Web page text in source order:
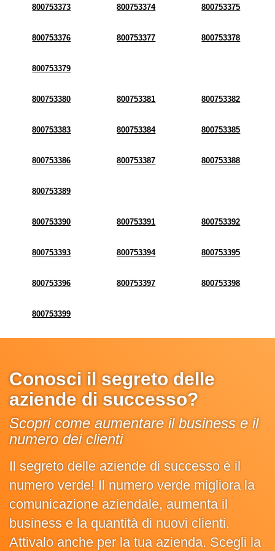
800753373 800753374 800753375
800753376 800753377 800753378
800753379
800753380 800753381 800753382
800753383 800753384 800753385
800753386 800753387 800753388
800753389
800753390 800753391 800753392
800753393 800753394 800753395
800753396 800753397 800753398
800753399
Conosci il segreto delle
aziende di successo?
Scopri come aumentare il business e il
numero dei clienti
Il segreto delle aziende di successo è il
numero verde! Il numero verde migliora la
comunicazione aziendale, aumenta il
business e la quantità di nuovi clienti.
Attivalo anche per la tua azienda. Scegli la